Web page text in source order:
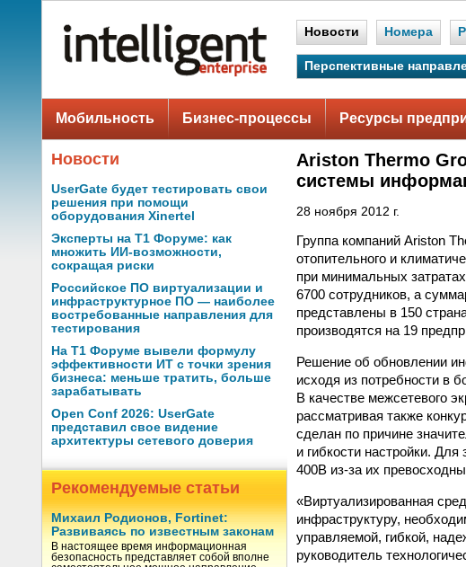
Новости Номера
Перспективные
Мобильность Бизнес-процессы Ресурсы
Новости
UserGate будет тестировать свои
решения при помощи
оборудования Xinertel
Эксперты на Т1 Форуме: как
множить ИИ-возможности,
сокращая риски
Российское ПО виртуализации и
инфраструктурное ПО — наиболее
востребованные направления для
тестирования
На Т1 Форуме вывели формулу
эффективности ИТ с точки зрения
бизнеса: меньше тратить, больше
зарабатывать
Open Conf 2026: UserGate
представил свое видение
архитектуры сетевого доверия
Рекомендуемые статьи
Михаил Родионов, Fortinet:
Развиваясь по известным законам
В настоящее время информационная
безопасность представляет собой вполне
Ariston Thermo
системы
28 ноября 2012 г.
Группа компаний Ariston
отопительного и
при минимальных
6700 сотрудников, а
представлены в 150
производятся на 19
Решение об обновлении
исходя из потребности в
В качестве межсетевого
рассматривая также
сделан по причине
и гибкости настройки.
400B из-за их
«Виртуализированная
инфраструктуру,
управляемой, гибкой,
руководитель